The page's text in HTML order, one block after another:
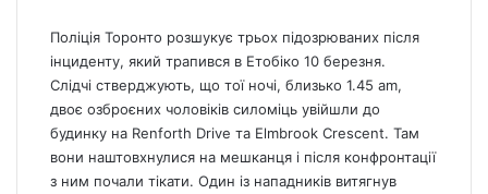
Поліція Торонто розшукує трьох підозрюваних після
інциденту, який трапився в Етобіко 10 березня.
Слідчі стверджують, що тої ночі, близько 1.45 am,
двоє озброєних чоловіків силоміць увійшли до
будинку на Renforth Drive та Elmbrook Crescent. Там
вони наштовхнулися на мешканця і після конфронтації
з ним почали тікати. Один із нападників витягнув